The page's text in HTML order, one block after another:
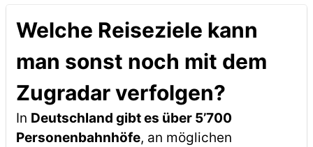
Welche Reiseziele kann
man sonst noch mit dem
Zugradar verfolgen?
In Deutschland gibt es über 5’700
Personenbahnhöfe, an möglichen